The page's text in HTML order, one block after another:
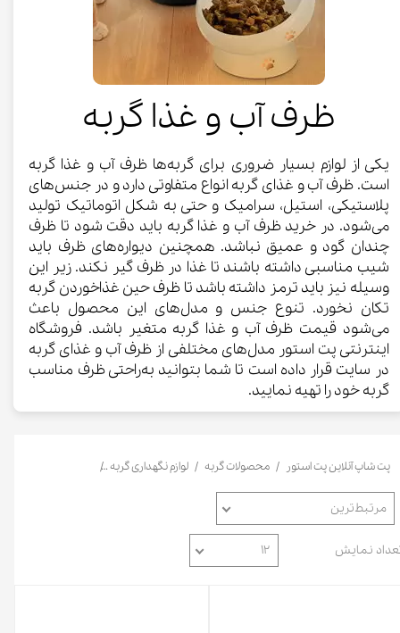
ظرف آب و غذا گربه
یکی از لوازم بسیار ضروری برای گربه‌ها ظرف آب و غذا گربه
است. ظرف آب و غذای گربه انواع متفاوتی دارد و در جنس‌های
پلاستیکی، استیل، سرامیک و حتی به شکل اتوماتیک تولید
می‌شود. در خرید ظرف آب و غذا گربه باید دقت شود تا ظرف
چندان گود و عمیق نباشد. همچنین دیواره‌های ظرف باید
شیب مناسبی داشته باشند تا غذا در ظرف گیر نکند. زیر این
وسیله نیز باید ترمز داشته باشد تا ظرف حین غذاخوردن گربه
تکان نخورد. تنوع جنس و مدل‌های این محصول باعث
می‌شود قیمت ظرف آب و غذا گربه متغیر باشد. فروشگاه
اینترنتی پت استور مدل‌های مختلفی از ظرف آب و غذای گربه
در سایت قرار داده است تا شما بتوانید به‌راحتی ظرف مناسب
گربه خود را تهیه نمایید.
پت شاپ آنلاین پت استور محصولات گربه لوازم نگهداری گربه
مرتبط‌ترین
نمایش ۱۲